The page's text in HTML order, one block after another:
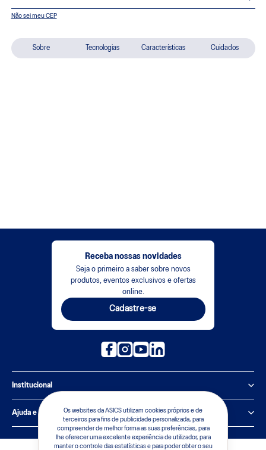
Os websites da ASICS utilizam cookies próprios e de
terceiros para fins de publicidade personalizada, para
compreender de melhor forma as suas preferências, para
lhe oferecer uma excelente experiência de utilizador, para
manter o controle das estatísticas e para poder obter o seu
Sobre Tecnologias Características Cuidados
Não sei meu CEP
Receba nossas novidades
Seja o primeiro a saber sobre novos
produtos, eventos exclusivos e ofertas
online.
Cadastre-se
Institucional
Política de Privacidade
Sobre a ASICS
Ajuda e suporte
Central de Relacionamento